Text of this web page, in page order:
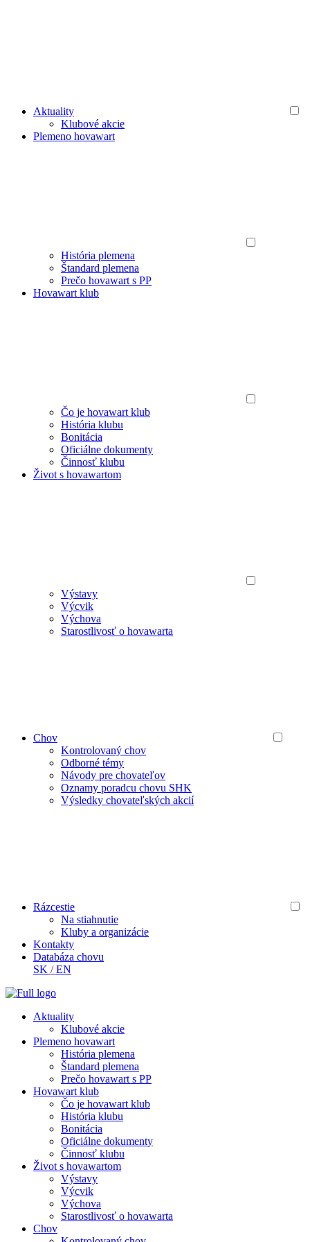
Aktuality
Klubové akcie
Plemeno hovawart
História plemena
Štandard plemena
Prečo hovawart s PP
Hovawart klub
Čo je hovawart klub
História klubu
Bonitácia
Oficiálne dokumenty
Činnosť klubu
Život s hovawartom
Výstavy
Výcvik
Výchova
Starostlivosť o hovawarta
Chov
Kontrolovaný chov
Odborné témy
Návody pre chovateľov
Oznamy poradcu chovu SHK
Výsledky chovateľských akcií
Rázcestie
Na stiahnutie
Kluby a organizácie
Kontakty
Databáza chovu
SK /EN
Aktuality
Klubové akcie
Plemeno hovawart
História plemena
Štandard plemena
Prečo hovawart s PP
Hovawart klub
Čo je hovawart klub
História klubu
Bonitácia
Oficiálne dokumenty
Činnosť klubu
Život s hovawartom
Výstavy
Výcvik
Výchova
Starostlivosť o hovawarta
Chov